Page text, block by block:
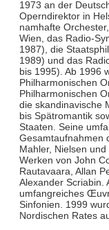
1973 an der
Operndirektor in
namhafte
Wien, das Radio-
1987), die
1989) und das
bis 1995). Ab 1996
Philharmonischen
Philharmonischen
die skandinavische
bis Spätromantik
Staaten. Seine
Gesamtaufnahmen
Mahler, Nielsen
Werken von John
Rautavaara, Allan
Alexander Scriabin.
umfangreiches
Sinfonien. 1999
Nordischen Rates